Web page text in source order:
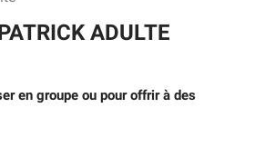
ADULTE
en groupe ou pour offrir à des